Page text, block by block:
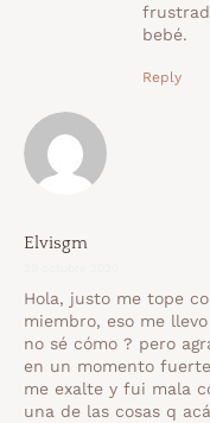
bebé.
Reply
Elvisgm
Hola, justo me tope
miembro, eso me
no sé cómo ? pero
en un momento
me exalte y fui mala
una de las cosas q